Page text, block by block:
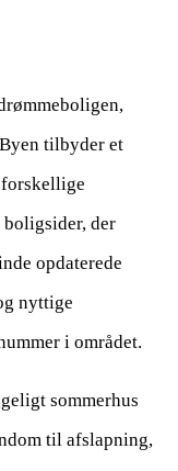
tilbyder et
der
opdaterede
nyttige
i området.
sommerhus
til afslapning,